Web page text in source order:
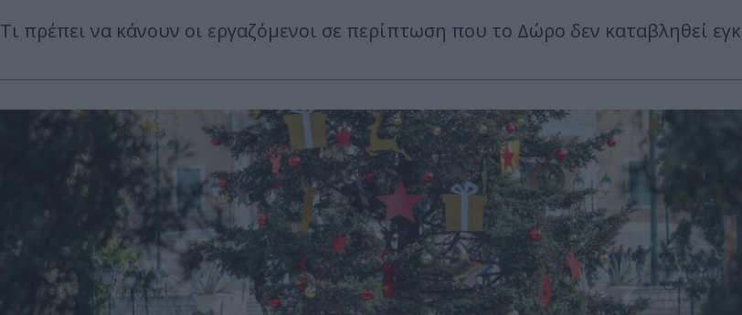
Τι πρέπει να κάνουν οι εργαζόμενοι σε περίπτωση που το Δώρο δεν καταβληθεί